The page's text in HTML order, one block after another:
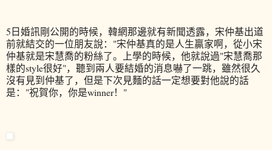
5日婚訊剛公開的時候，韓網那邊就有新聞透露，宋仲基出道
前就結交的一位朋友說："宋仲基真的是人生贏家啊，從小宋
仲基就是宋慧喬的粉絲了。上學的時候，他就說過"宋慧喬那
樣的style很好"，聽到兩人要結婚的消息嚇了一跳，雖然很久
沒有見到仲基了，但是下次見麵的話一定想要對他說的話
是："祝賀你，你是winner！"